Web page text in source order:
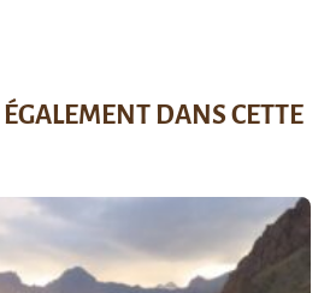
DANS CETTE